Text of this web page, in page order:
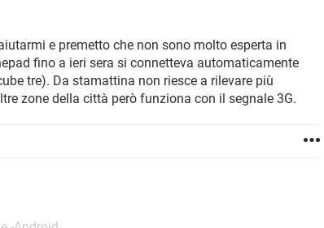
e premetto che non sono molto esperta in
fino a ieri sera si connetteva automaticamente
tre). Da stamattina non riesce a rilevare più
zone della città però funziona con il segnale 3G.